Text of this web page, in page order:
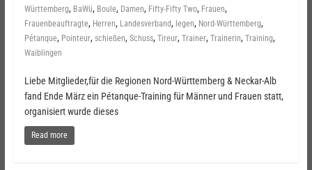
Württemberg, BaWü, Boule, Damen, Fifty-Fifty Two, Frauen,
Frauenbeauftragte, Herren, Landesverband, legen, Nord-Württemberg,
Pétanque, Pointeur, schießen, Schuss, Tireur, Trainer, Trainerin, Training,
Waiblingen
Liebe Mitglieder,für die Regionen Nord-Württemberg & Neckar-Alb
fand Ende März ein Pétanque-Training für Männer und Frauen statt,
organisiert wurde dieses
Read more